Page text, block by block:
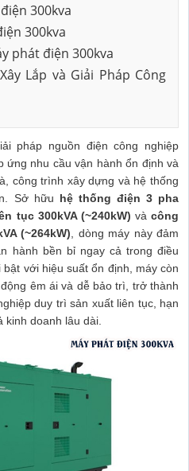
300kva
300kva
phát điện 300kva
Lắp và Giải Pháp Công
pháp nguồn điện công nghiệp
ứng nhu cầu vận hành ổn định và
công trình xây dựng và hệ thống
Sở hữu hệ thống điện 3 pha
tục 300kVA (~240kW) vàcông
(~264kW) , dòng máy này đảm
hành bền bỉ ngay cả trong điều
với hiệu suất ổn định, máy còn
êm ái và dễ bảo trì, trở thành
duy trì sản xuất liên tục, hạn
kinh doanh lâu dài.